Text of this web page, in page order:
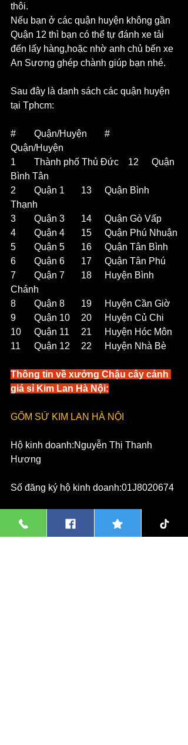
thôi.
Nếu bạn ở các quận huyện không gần
Quận 12 thì bạn có thể tự đánh xe tải
đến lấy hàng,hoặc nhờ anh chủ bến xe
An Sương ghép chành giúp bạn nhé.
Sau đây là danh sách các quận huyện
tại Tphcm:
#	Quận/Huyện	#
Quận/Huyện
1	Thành phố Thủ Đức	12	Quận
Bình Tân
2	Quận 1	13	Quận Bình
Thạnh
3	Quận 3	14	Quận Gò Vấp
4	Quận 4	15	Quận Phú Nhuận
5	Quận 5	16	Quận Tân Bình
6	Quận 6	17	Quận Tân Phú
7	Quận 7	18	Huyện Bình
Chánh
8	Quận 8	19	Huyện Cần Giờ
9	Quận 10	20	Huyện Củ Chi
10	Quận 11	21	Huyện Hóc Môn
11	Quận 12	22	Huyện Nhà Bè
Thông tin về xưởng Chậu cây cảnh
giá sỉ Kim Lan Hà Nội:
GỐM SỨ KIM LAN HÀ NỘI
Hộ kinh doanh:Nguyễn Thị Thanh
Hương
Số đăng ký hộ kinh doanh:01J8020674
Hoạch,Huyện Gia Lâm,TP Hà Nội